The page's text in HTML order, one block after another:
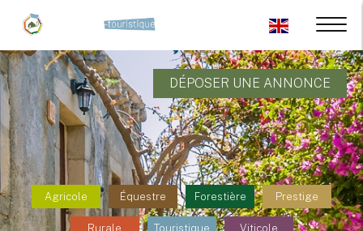
DÉPOSER UNE ANNONCE
Agricole Équestre Forestière Prestige
Rurale Touristique Viticole